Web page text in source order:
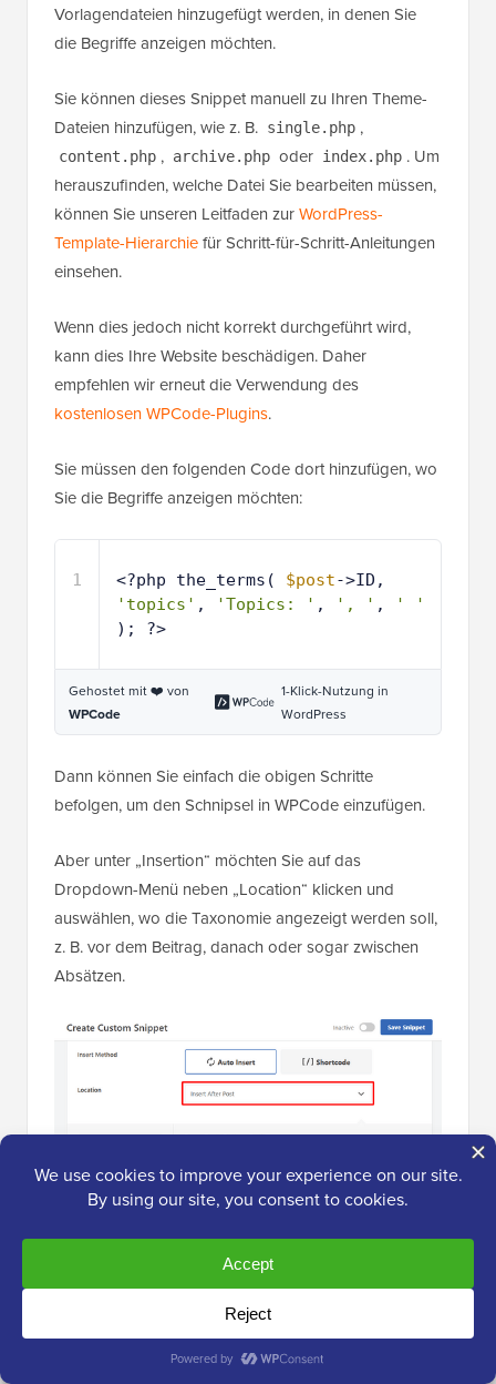
Vorlagendateien hinzugefügt werden, in denen Sie
die Begriffe anzeigen möchten.
Sie können dieses Snippet manuell zu Ihren Theme-
Dateien hinzufügen, wie z. B. single.php ,
content.php , archive.php oder index.php . Um
herauszufinden, welche Datei Sie bearbeiten müssen,
können Sie unseren Leitfaden zurWordPress-
Template-Hierarchiefür Schritt-für-Schritt-Anleitungen
einsehen.
Wenn dies jedoch nicht korrekt durchgeführt wird,
kann dies Ihre Website beschädigen. Daher
empfehlen wir erneut die Verwendung des
kostenlosen WPCode-Plugins.
Sie müssen den folgenden Code dort hinzufügen, wo
Sie die Begriffe anzeigen möchten:
1 <?php the_terms( $post
'topics' , 'Topics: ' , ', ' ,
' '
); ?>
Gehostet mit ❤️ von
WPCode
1-Klick-Nutzung in
WordPress
Dann können Sie einfach die obigen Schritte
befolgen, um den Schnipsel in WPCode einzufügen.
Aber unter „Insertion“ möchten Sie auf das
Dropdown-Menü neben „Location“ klicken und
auswählen, wo die Taxonomie angezeigt werden soll,
z. B. vor dem Beitrag, danach oder sogar zwischen
Absätzen.
Für dieses Tutorial wählen wir „Nach Beitrag